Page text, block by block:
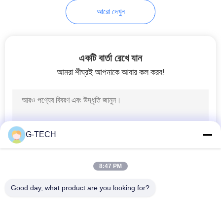
LiFePO4 ব্যাটারি প্যাক
ভিআরএলএ নিয়ন্ত্রিত লিড
অ্যাসিড ব্যাটারি
আরো দেখুন
একটি বার্তা রেখে যান
আমরা শীঘ্রই আপনাকে আবার কল করব!
G-TECH
8:47 PM
Good day, what product are you looking for?